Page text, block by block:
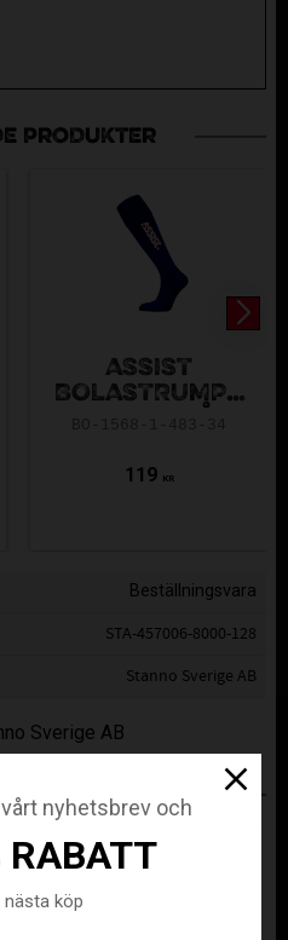
PRODUKTER
ASSIST
BOLASTRUMPA
119 KR
Beställningsvara
STA-457006-8000-128
Stanno Sverige AB
Sverige AB
ÄVEN
nyhetsbrev och
RABATT
köp